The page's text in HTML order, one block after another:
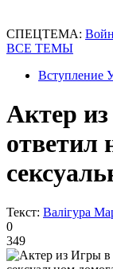
СПЕЦТЕМА:
ВСЕ ТЕМЫ
Вступление
Актер
ответил
Текст: Валігура
0
349